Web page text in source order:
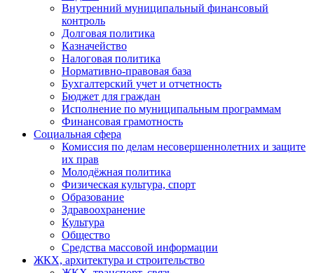
Внутренний муниципальный финансовый
контроль
Долговая политика
Казначейство
Налоговая политика
Нормативно-правовая база
Бухгалтерский учет и отчетность
Бюджет для граждан
Исполнение по муниципальным программам
Финансовая грамотность
Социальная сфера
Комиссия по делам несовершеннолетних и защите
их прав
Молодёжная политика
Физическая культура, спорт
Образование
Здравоохранение
Культура
Общество
Средства массовой информации
ЖКХ, архитектура и строительство